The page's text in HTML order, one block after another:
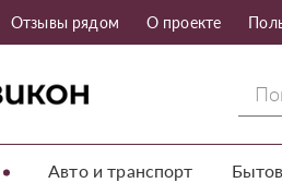
Отзывы рядом О проекте
Авто и транспорт